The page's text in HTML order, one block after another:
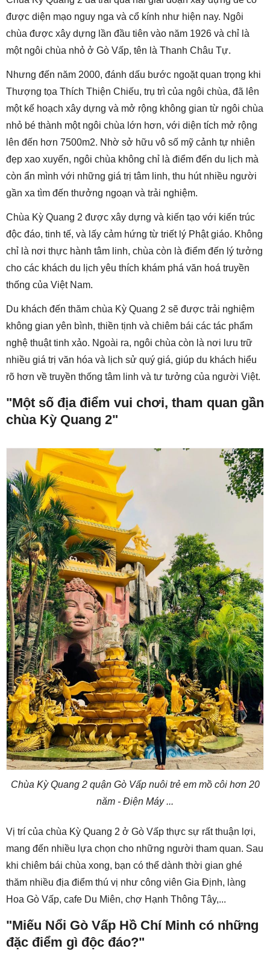
được diện mạo nguy nga và cổ kính như hiện nay. Ngôi
chùa được xây dựng lần đầu tiên vào năm 1926 và chỉ là
một ngôi chùa nhỏ ở Gò Vấp, tên là Thanh Châu Tự.
Nhưng đến năm 2000, đánh dấu bước ngoặt quan trọng khi
Thượng tọa Thích Thiện Chiếu, trụ trì của ngôi chùa, đã lên
một kế hoạch xây dựng và mở rộng không gian từ ngôi chùa
nhỏ bé thành một ngôi chùa lớn hơn, với diện tích mở rộng
lên đến hơn 7500m2. Nhờ sở hữu vô số mỹ cảnh tự nhiên
đẹp xao xuyến, ngôi chùa không chỉ là điểm đến du lịch mà
còn ẩn mình với những giá trị tâm linh, thu hút nhiều người
gần xa tìm đến thưởng ngoạn và trải nghiệm.
Chùa Kỳ Quang 2 được xây dựng và kiến tạo với kiến trúc
độc đáo, tinh tế, và lấy cảm hứng từ triết lý Phật giáo. Không
chỉ là nơi thực hành tâm linh, chùa còn là điểm đến lý tưởng
cho các khách du lịch yêu thích khám phá văn hoá truyền
thống của Việt Nam.
Du khách đến thăm chùa Kỳ Quang 2 sẽ được trải nghiệm
không gian yên bình, thiền tịnh và chiêm bái các tác phẩm
nghệ thuật tinh xảo. Ngoài ra, ngôi chùa còn là nơi lưu trữ
nhiều giá trị văn hóa và lịch sử quý giá, giúp du khách hiểu
rõ hơn về truyền thống tâm linh và tư tưởng của người Việt.
"Một số địa điểm vui chơi, tham quan gần
chùa Kỳ Quang 2"
Chùa Kỳ Quang 2 quận Gò Vấp nuôi trẻ em mồ côi hơn 20
năm - Điện Máy ...
Vị trí của chùa Kỳ Quang 2 ở Gò Vấp thực sự rất thuận lợi,
mang đến nhiều lựa chọn cho những người tham quan. Sau
khi chiêm bái chùa xong, bạn có thể dành thời gian ghé
thăm nhiều địa điểm thú vị như công viên Gia Định, làng
Hoa Gò Vấp, cafe Du Miên, chợ Hạnh Thông Tây,...
"Miếu Nổi Gò Vấp Hồ Chí Minh có những
đặc điểm gì độc đáo?"